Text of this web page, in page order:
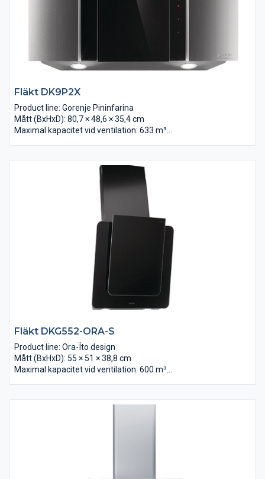
Fläkt DK9P2X
Product line: Gorenje Pininfarina
Mått (BxHxD): 80,7 × 48,6 × 35,4 cm
Maximal kapacitet vid ventilation: 633 m³/t
Fläkt DKG552-ORA-S
Product line: Ora-Ïto design
Mått (BxHxD): 55 × 51 × 38,8 cm
Maximal kapacitet vid ventilation: 600 m³/t